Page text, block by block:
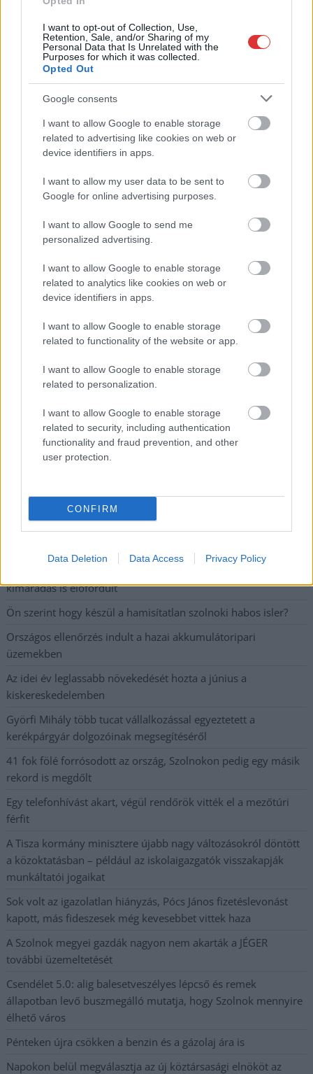
I want to opt-out of Collection, Use,
Retention, Sale, and/or Sharing of my
Personal Data that Is Unrelated with the
Purposes for which it was collected.
Opted Out
Google consents
I want to allow Google to enable storage
related to advertising like cookies on web or
device identifiers in apps.
I want to allow my user data to be sent to
Google for online advertising purposes.
I want to allow Google to send me
personalized advertising.
I want to allow Google to enable storage
related to analytics like cookies on web or
device identifiers in apps.
I want to allow Google to enable storage
related to functionality of the website or app.
I want to allow Google to enable storage
related to personalization.
I want to allow Google to enable storage
related to security, including authentication
functionality and fraud prevention, and other
user protection.
CONFIRM
Data Deletion Data Access Privacy Policy
Hírlevél feliratkozás
Adja meg keresztnevét:
Adja
meg e-mail címét:
Megismertem és elfogadom a
GDPR-szabályzatot
Nem szeretne lemaradni semmiről? Csak egy kattintás, és hírlevelünk a
legfrissebb információkkal és exkluzív tartalmakkal hétről hétre
több otthoni kútból fogy ki a víz
Már magasabb szinten is nyomoznak Szijjártó
büntetőügyében, vesztegetés miatt 3 év letöltendőt kaphat és
Szolnokon egy kulcsfontosságú körforgalmat részlegesen
lezárnak a napokban, a közlekedés az átlagost is meghaladó
mértékben lebénul
Elromlott a biztosítóberendezés a ceglédi vasútvonalon,
kimaradás is előfordult
Ön szerint hogy készül a hamisítatlan szolnoki habos isler?
Országos ellenőrzés indult a hazai akkumulátoripari
üzemekben
Az idei év leglassabb növekedését hozta a június a
kiskereskedelemben
Györfi Mihály több tucat vállalkozással egyeztetett a
kerékpárgyár dolgozóinak megsegítéséről
41 fok fölé forrósodott az ország, Szolnokon pedig egy másik
rekord is megdőlt
Egy telefonhívást akart, végül rendőrök vitték el a mezőtúri
férfit
A Tisza kormány minisztere újabb nagy változásokról döntött
a közoktatásban – például az iskolaigazgatók visszakapják
munkáltatói jogaikat
Sok volt az igazolatlan hiányzás, Pócs János fizetéslevonást
kapott, más fideszesek még kevesebbet vittek haza
A Szolnok megyei gazdák nagyon nem akarták a JÉGER
további üzemeltetését
Csendélet 5.0: alig balesetveszélyes lépcső és remek
állapotban levő buszmegálló mutatja, hogy Szolnok mennyire
élhető város
Pénteken újra csökken a benzin és a gázolaj ára is
Napokon belül megválasztja az új köztársasági elnököt az